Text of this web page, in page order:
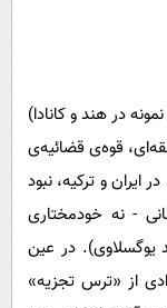
در هند و کانادا)
قوه‌ی قضائیه‌ی
و ترکیه، نبود
- نه خودمختاری
یوگسلاوی). در عین
از «ترس تجزیه»